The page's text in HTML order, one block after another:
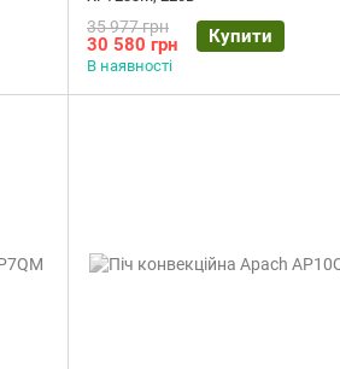
35 977 грн
30 580 грн Купити
В наявності